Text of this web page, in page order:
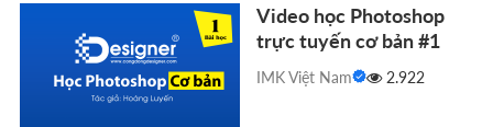
Video học Photoshop
trực tuyến cơ bản #1
IMK Việt Nam 2.922